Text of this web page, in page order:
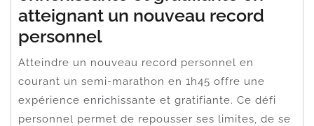
atteignant un nouveau record
personnel
Atteindre un nouveau record personnel en
courant un semi-marathon en 1h45 offre une
expérience enrichissante et gratifiante. Ce défi
personnel permet de repousser ses limites, de se